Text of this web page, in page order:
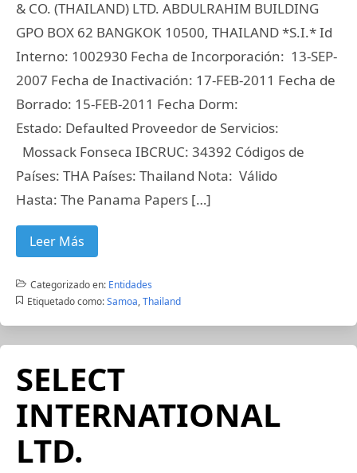
& CO. (THAILAND) LTD. ABDULRAHIM BUILDING
GPO BOX 62 BANGKOK 10500, THAILAND *S.I.* Id
Interno: 1002930 Fecha de Incorporación: 13-SEP-
2007 Fecha de Inactivación: 17-FEB-2011 Fecha de
Borrado: 15-FEB-2011 Fecha Dorm:
Estado: Defaulted Proveedor de Servicios:
Mossack Fonseca IBCRUC: 34392 Códigos de
Países: THA Países: Thailand Nota: Válido
Hasta: The Panama Papers […]
Leer Más
Categorizado en: Entidades
Etiquetado como: Samoa,Thailand
SELECT
INTERNATIONAL
LTD.